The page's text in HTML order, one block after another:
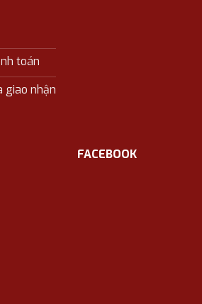
toán
giao nhận
FACEBOOK